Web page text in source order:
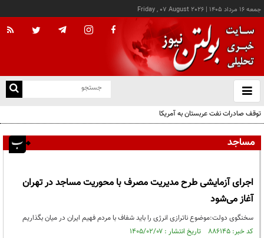
جمعه ۱۶ مرداد ۱۴۰۵ |
Friday , 07 August 2026
باز
و
توقف صادرات نفت عربستان به آمریکا
مساجد
اجرای آزمایشی طرح مدیریت مصرف با محوریت مساجد در تهران
آغاز می‌شود
سخنگوی دولت:موضوع ناترازی انرژی را باید شفاف با مردم فهیم ایران در میان بگذاریم
کد خبر: ۸۸۶۱۴۵ تاریخ انتشار : ۱۴۰۵/۰۲/۰۷